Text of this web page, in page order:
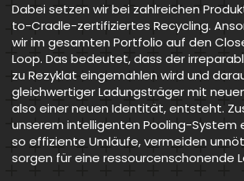
Dabei setzen wir bei zahlreichen
to-Cradle-zertifiziertes Recycling.
wir im gesamten Portfolio auf den
Loop. Das bedeutet, dass der
zu Rezyklat eingemahlen wird und
gleichwertiger Ladungsträger mit
also einer neuen Identität, entsteht.
unserem intelligenten Pooling-System
so effiziente Umläufe, vermeiden
sorgen für eine ressourcenschonende